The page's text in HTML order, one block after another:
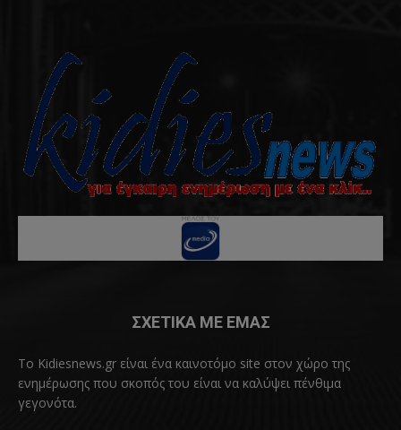
ΣΧΕΤΙΚΑ ΜΕ ΕΜΑΣ
Το Kidiesnews.gr είναι ένα καινοτόμο site στον χώρο της
ενημέρωσης που σκοπός του είναι να καλύψει πένθιμα
γεγονότα.